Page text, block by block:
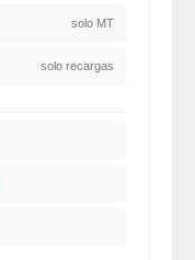
solo MT
solo recargas